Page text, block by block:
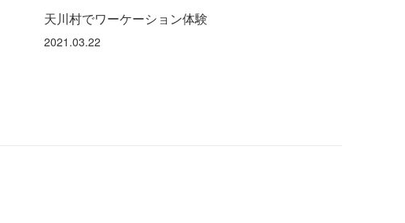
天川村でワーケーション体験
2021.03.22